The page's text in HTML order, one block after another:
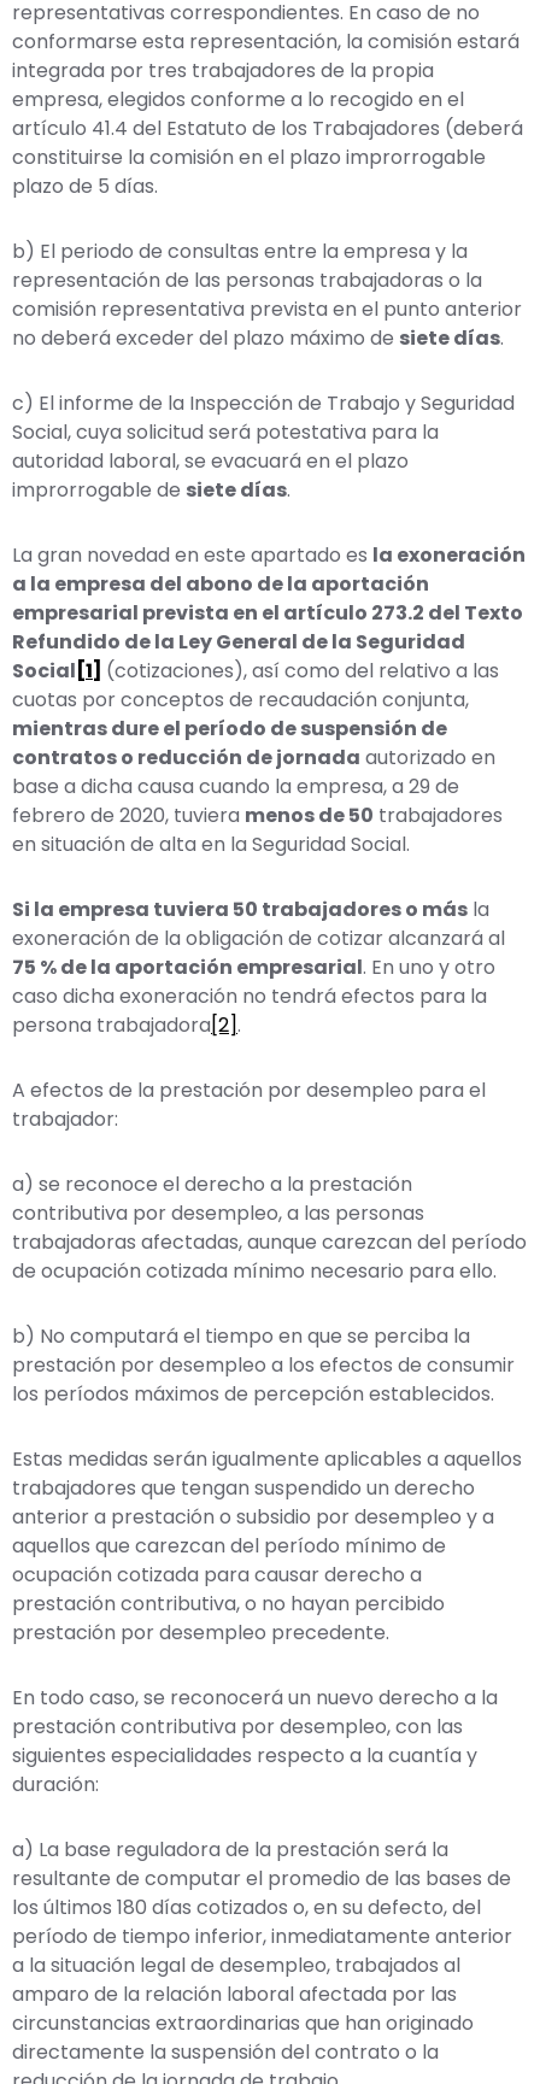
representativas correspondientes. En caso de no
conformarse esta representación, la comisión estará
integrada por tres trabajadores de la propia
empresa, elegidos conforme a lo recogido en el
artículo 41.4 del Estatuto de los Trabajadores (deberá
constituirse la comisión en el plazo improrrogable
plazo de 5 días.
b) El periodo de consultas entre la empresa y la
representación de las personas trabajadoras o la
comisión representativa prevista en el punto anterior
no deberá exceder del plazo máximo de siete días.
c) El informe de la Inspección de Trabajo y Seguridad
Social, cuya solicitud será potestativa para la
autoridad laboral, se evacuará en el plazo
improrrogable de siete días.
La gran novedad en este apartado es la exoneración
a la empresa del abono de la aportación
empresarial prevista en el artículo 273.2 del Texto
Refundido de la Ley General de la Seguridad
Social [1] (cotizaciones), así como del relativo a las
cuotas por conceptos de recaudación conjunta,
mientras dure el período de suspensión de
contratos o reducción de jornada autorizado en
base a dicha causa cuando la empresa, a 29 de
febrero de 2020, tuviera menos de 50 trabajadores
en situación de alta en la Seguridad Social.
Si la empresa tuviera 50 trabajadores o más la
exoneración de la obligación de cotizar alcanzará al
75 % de la aportación empresarial. En uno y otro
caso dicha exoneración no tendrá efectos para la
persona trabajadora[2].
A efectos de la prestación por desempleo para el
trabajador:
a) se reconoce el derecho a la prestación
contributiva por desempleo, a las personas
trabajadoras afectadas, aunque carezcan del período
de ocupación cotizada mínimo necesario para ello.
b) No computará el tiempo en que se perciba la
prestación por desempleo a los efectos de consumir
los períodos máximos de percepción establecidos.
Estas medidas serán igualmente aplicables a aquellos
trabajadores que tengan suspendido un derecho
anterior a prestación o subsidio por desempleo y a
aquellos que carezcan del período mínimo de
ocupación cotizada para causar derecho a
prestación contributiva, o no hayan percibido
prestación por desempleo precedente.
En todo caso, se reconocerá un nuevo derecho a la
prestación contributiva por desempleo, con las
siguientes especialidades respecto a la cuantía y
duración:
a) La base reguladora de la prestación será la
resultante de computar el promedio de las bases de
los últimos 180 días cotizados o, en su defecto, del
período de tiempo inferior, inmediatamente anterior
a la situación legal de desempleo, trabajados al
amparo de la relación laboral afectada por las
circunstancias extraordinarias que han originado
directamente la suspensión del contrato o la